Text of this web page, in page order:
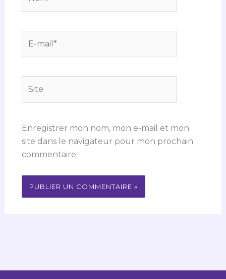
mail*
Enregistrer mon nom, mon e-mail et mon
site dans le navigateur pour mon prochain
commentaire.